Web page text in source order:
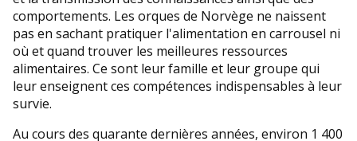
comportements. Les orques de Norvège ne naissent
pas en sachant pratiquer l'alimentation en carrousel ni
où et quand trouver les meilleures ressources
alimentaires. Ce sont leur famille et leur groupe qui
leur enseignent ces compétences indispensables à leur
survie.
Au cours des quarante dernières années, environ 1 400